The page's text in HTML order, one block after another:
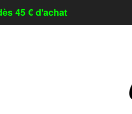
45 € d'achat